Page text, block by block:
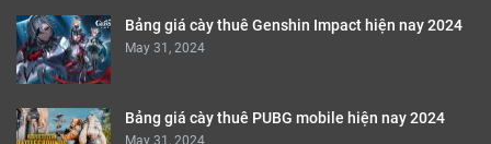
Bảng giá cày thuê Genshin Impact hiện nay 2024
May 31, 2024
Bảng giá cày thuê PUBG mobile hiện nay 2024
May 31, 2024